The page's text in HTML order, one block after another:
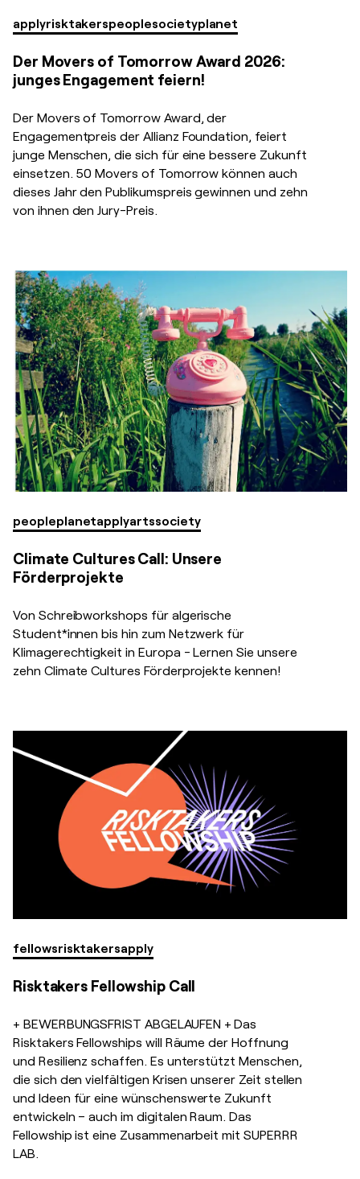
applyrisktakerspeoplesocietyplanet
Der Movers of Tomorrow Award 2026:
junges Engagement feiern!
Der Movers of Tomorrow Award, der
Engagementpreis der Allianz Foundation, feiert
junge Menschen, die sich für eine bessere Zukunft
einsetzen. 50 Movers of Tomorrow können auch
dieses Jahr den Publikumspreis gewinnen und zehn
von ihnen den Jury-Preis.
peopleplanetapplyartssociety
Climate Cultures Call: Unsere
Förderprojekte
Von Schreibworkshops für algerische
Student*innen bis hin zum Netzwerk für
Klimagerechtigkeit in Europa - Lernen Sie unsere
zehn Climate Cultures Förderprojekte kennen!
fellowsrisktakersapply
Risktakers Fellowship Call
+ BEWERBUNGSFRIST ABGELAUFEN + Das
Risktakers Fellowships will Räume der Hoffnung
und Resilienz schaffen. Es unterstützt Menschen,
die sich den vielfältigen Krisen unserer Zeit stellen
und Ideen für eine wünschenswerte Zukunft
entwickeln – auch im digitalen Raum. Das
Fellowship ist eine Zusammenarbeit mit SUPERRR
LAB.